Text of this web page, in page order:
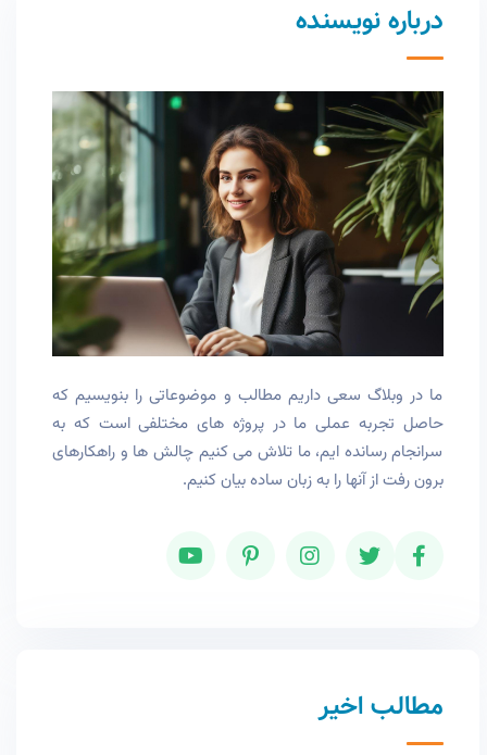
درباره نویسنده
ما در وبلاگ سعی داریم مطالب و موضوعاتی را بنویسیم که
حاصل تجربه عملی ما در پروژه های مختلفی است که به
سرانجام رسانده ایم، ما تلاش می کنیم چالش ها و راهکارهای
برون رفت از آنها را به زبان ساده بیان کنیم.
مطالب اخیر